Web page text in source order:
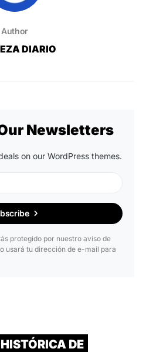
Author
DIARIO
Newsletters
on our WordPress themes.
protegido por nuestro aviso de
usará tu dirección de e-mail para
DE